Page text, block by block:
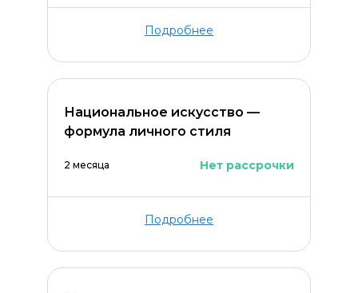
Подробнее
Национальное искусство —
формула личного стиля
2 месяца Нет рассрочки
Подробнее